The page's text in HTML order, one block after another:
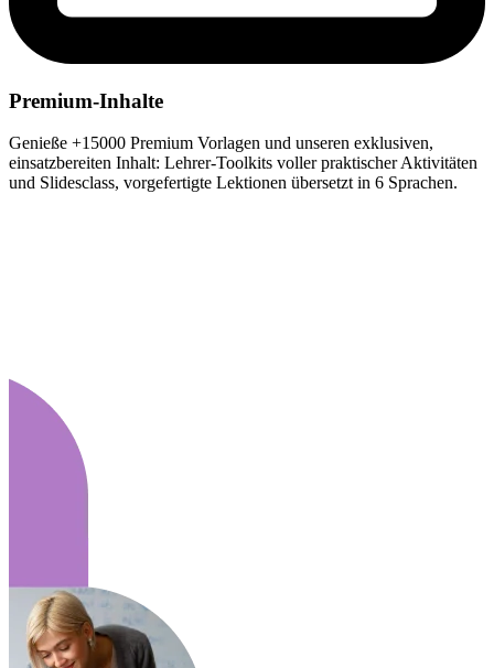
Premium-Inhalte
Genieße +15000 Premium Vorlagen und unseren exklusiven,
einsatzbereiten Inhalt: Lehrer-Toolkits voller praktischer Aktivitäten
und Slidesclass, vorgefertigte Lektionen übersetzt in 6 Sprachen.